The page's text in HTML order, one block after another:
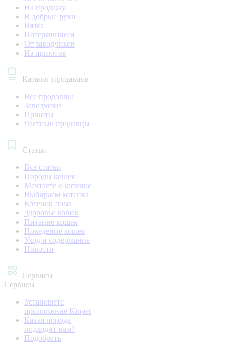
На продажу
В добрые руки
Вязка
Потерявшиеся
От заводчиков
Из приютов
Каталог продавцов
Все продавцы
Заводчики
Приюты
Частные продавцы
Статьи
Все статьи
Породы кошек
Мечтаете о котенке
Выбираем котенка
Котенок дома
Здоровье кошек
Питание кошек
Поведение кошек
Уход и содержание
Новости
Сервисы
Сервисы
Установите
приложение Kinpet
Какая порода
подходит вам?
Подобрать